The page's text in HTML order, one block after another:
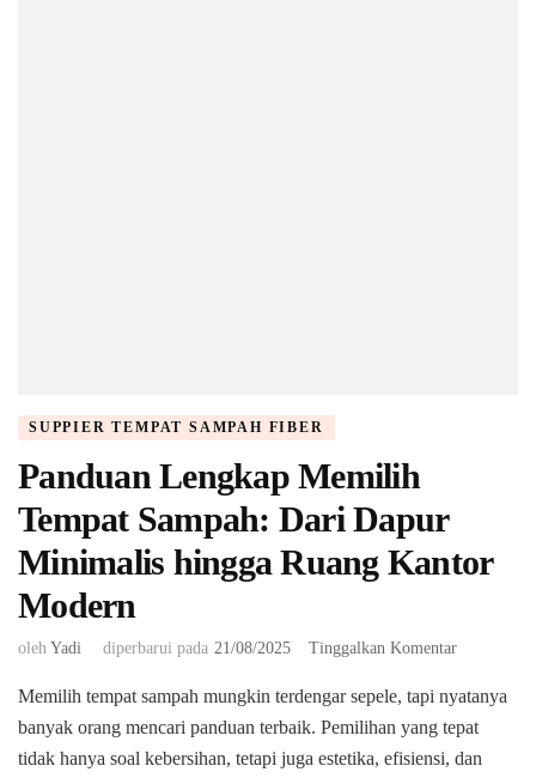
SUPPIER TEMPAT SAMPAH FIBER
Panduan Lengkap Memilih
Tempat Sampah: Dari Dapur
Minimalis hingga Ruang Kantor
Modern
oleh Yadi diperbarui pada 21/08/2025 Tinggalkan Komentarpada
Lengkap
Memilih
Tempat
Memilih tempat sampah mungkin terdengar sepele, tapi nyatanya
banyak orang mencari panduan terbaik. Pemilihan yang tepat
tidak hanya soal kebersihan, tetapi juga estetika, efisiensi, dan